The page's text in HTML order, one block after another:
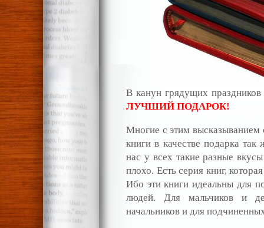
В канун грядущих
ЛУЧШИЙ ПОДАРОК!
Многие с этим высказыванием
книги в качестве подарка
нас у всех такие разные
плохо. Есть серия книг,
Ибо эти книги идеальны для
людей. Для мальчиков и
начальников и для